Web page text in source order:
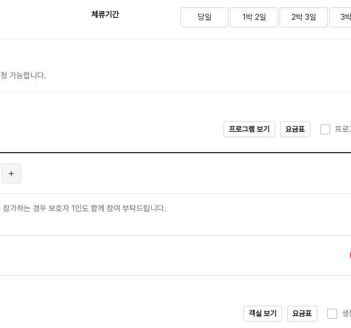
체류기간 당일 1박 2일 2박 3일 3
가능합니다.
프로그램 보기 요금표 프로
가하는 경우 보호자 1인도 함께 참여 부탁드립니다.
객실 보기 요금표 생